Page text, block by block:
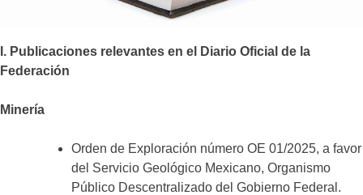
I. Publicaciones relevantes en el Diario Oficial de la
Federación
Minería
Orden de Exploración número OE 01/2025, a favor
del Servicio Geológico Mexicano, Organismo
Público Descentralizado del Gobierno Federal.